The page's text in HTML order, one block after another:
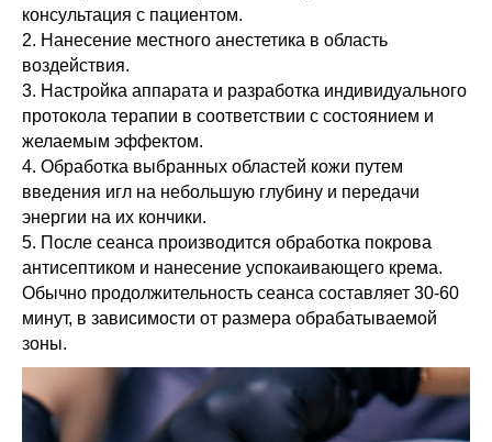
консультация с пациентом.
2. Нанесение местного анестетика в область
воздействия.
3. Настройка аппарата и разработка индивидуального
протокола терапии в соответствии с состоянием и
желаемым эффектом.
4. Обработка выбранных областей кожи путем
введения игл на небольшую глубину и передачи
энергии на их кончики.
5. После сеанса производится обработка покрова
антисептиком и нанесение успокаивающего крема.
Обычно продолжительность сеанса составляет 30-60
минут, в зависимости от размера обрабатываемой
зоны.